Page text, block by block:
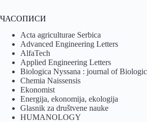
ЧАСОПИСИ
Acta agriculturae Serbica
Advanced Engineering Letters
AlfaTech
Applied Engineering Letters
Biologica Nyssana : journal of
Chemia Naissensis
Ekonomist
Energija, ekonomija, ekologija
Glasnik za društvene nauke
HUMANOLOGY